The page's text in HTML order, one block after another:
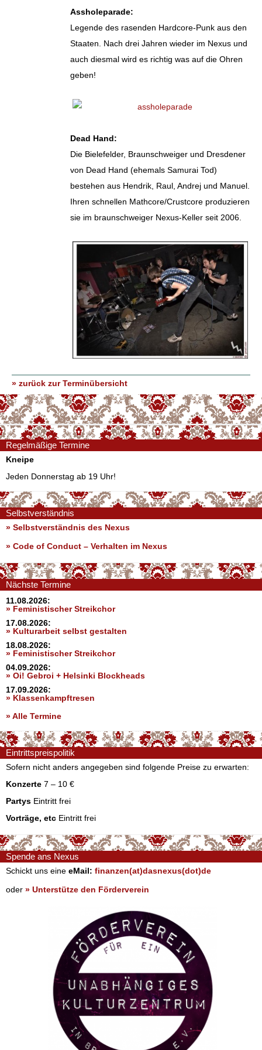
Assholeparade:
Legende des rasenden Hardcore-Punk aus den
Staaten. Nach drei Jahren wieder im Nexus und
auch diesmal wird es richtig was auf die Ohren
geben!
Dead Hand:
Die Bielefelder, Braunschweiger und Dresdener
von Dead Hand (ehemals Samurai Tod)
bestehen aus Hendrik, Raul, Andrej und Manuel.
Ihren schnellen Mathcore/Crustcore produzieren
sie im braunschweiger Nexus-Keller seit 2006.
» zurück zur Terminübersicht
Regelmäßige Termine
Kneipe
Jeden Donnerstag ab 19 Uhr!
Selbstverständnis
» Selbstverständnis des Nexus
» Code of Conduct – Verhalten im Nexus
Nächste Termine
11.08.2026:
» Feministischer Streikchor
17.08.2026:
» Kulturarbeit selbst gestalten
18.08.2026:
» Feministischer Streikchor
04.09.2026:
» Oi! Gebroi + Helsinki Blockheads
17.09.2026:
» Klassenkampftresen
» Alle Termine
Eintrittspreispolitik
Sofern nicht anders angegeben sind folgende Preise zu erwarten:
Konzerte 7 – 10 €
Partys Eintritt frei
Vorträge, etc Eintritt frei
Spende ans Nexus
Schickt uns eine eMail: finanzen(at)dasnexus(dot)de
oder » Unterstütze den Förderverein